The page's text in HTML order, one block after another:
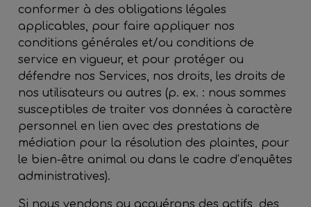
conformer à des obligations légales
applicables, pour faire appliquer nos
conditions générales et/ou conditions de
service en vigueur, et pour protéger ou
défendre nos Services, nos droits, les droits de
nos utilisateurs ou autres (p. ex. : nous sommes
susceptibles de traiter vos données à caractère
personnel en lien avec des prestations de
médiation pour la résolution des plaintes, pour
le bien-être animal ou dans le cadre d’enquêtes
administratives).
Si nous vendons ou acquérons des actifs, des